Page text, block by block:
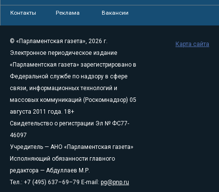
Контакты Реклама Вакансии
© «Парламентская газета», 2026 г.
Электронное периодическое издание
«Парламентская газета» зарегистрировано в
Федеральной службе по надзору в сфере
связи, информационных технологий и
массовых коммуникаций (Роскомнадзор) 05
августа 2011 года. 18+
Свидетельство о регистрации Эл № ФС77-
46097
Учредитель — АНО «Парламентская газета»
Исполняющий обязанности главного
редактора — Абдуллаев М.Р.
Тел.: +7 (495) 637–69–79 E-mail: pg@pnp.ru
Карта сайта